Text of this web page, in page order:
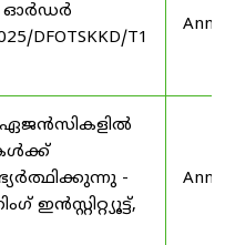
ഓർഡർ
DFOTSKKD/T1
-
ഇൻസ്റ്റിറ്റ്യൂട്ട്,